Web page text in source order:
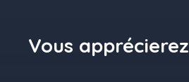
Vous apprécierez